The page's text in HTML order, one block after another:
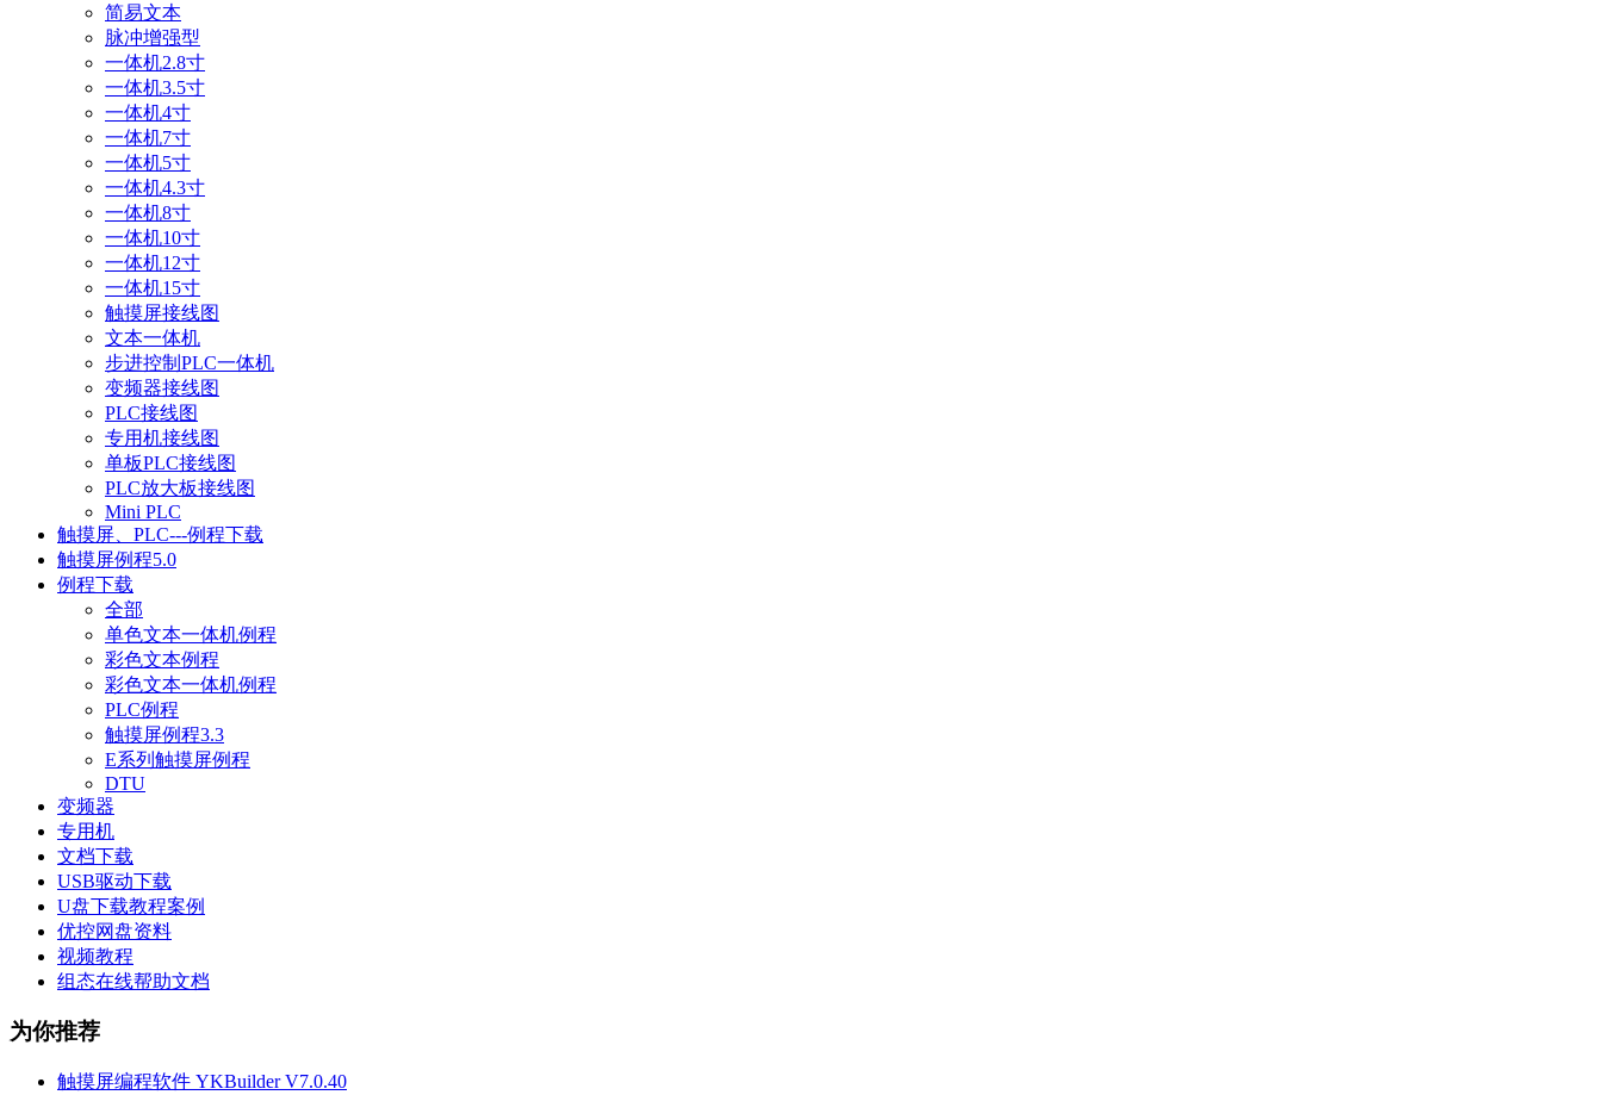
简易文本
脉冲增强型
一体机2.8寸
一体机3.5寸
一体机4寸
一体机7寸
一体机5寸
一体机4.3寸
一体机8寸
一体机10寸
一体机12寸
一体机15寸
触摸屏接线图
文本一体机
步进控制PLC一体机
变频器接线图
PLC接线图
专用机接线图
单板PLC接线图
PLC放大板接线图
Mini PLC
触摸屏、PLC---例程下载
触摸屏例程5.0
例程下载
全部
单色文本一体机例程
彩色文本例程
彩色文本一体机例程
PLC例程
触摸屏例程3.3
E系列触摸屏例程
DTU
变频器
专用机
文档下载
USB驱动下载
U盘下载教程案例
优控网盘资料
视频教程
组态在线帮助文档
为你推荐
触摸屏编程软件 YKBuilder V7.0.40